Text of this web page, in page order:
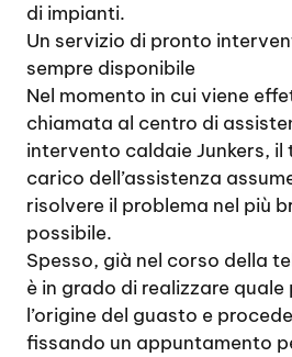
di impianti.
Un servizio di pronto
sempre disponibile
Nel momento in cui viene
chiamata al centro di
intervento caldaie Junkers, il
carico dell’assistenza
risolvere il problema nel più
possibile.
Spesso, già nel corso della
è in grado di realizzare
l’origine del guasto e
fissando un appuntamento